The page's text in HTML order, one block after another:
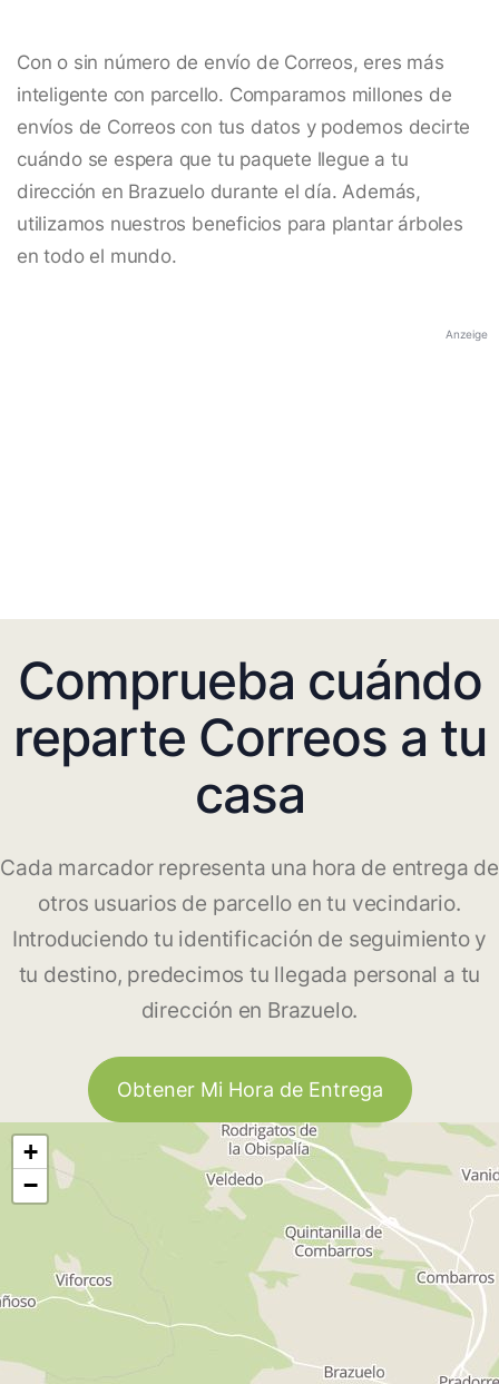
Con o sin número de envío de Correos, eres más
inteligente con parcello. Comparamos millones de
envíos de Correos con tus datos y podemos decirte
cuándo se espera que tu paquete llegue a tu
dirección en Brazuelo durante el día. Además,
utilizamos nuestros beneficios para plantar árboles
en todo el mundo.
Anzeige
Comprueba cuándo
reparte Correos a tu
casa
Cada marcador representa una hora de entrega de
otros usuarios de parcello en tu vecindario.
Introduciendo tu identificación de seguimiento y
tu destino, predecimos tu llegada personal a tu
dirección en Brazuelo.
Obtener Mi Hora de Entrega
+
−